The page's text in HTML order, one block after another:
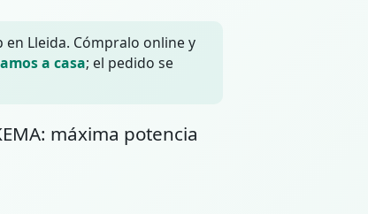
en Lleida. Cómpralo online y
a casa; el pedido se
máxima potencia